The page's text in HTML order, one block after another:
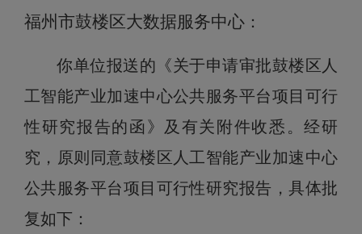
福州市鼓楼区大数据服务中心 ：
你单位报送的《关于申请审批鼓楼区人
工智能产业加速中心公共服务平台项目 可行
性研究报告的函》及有关附件收悉。经研
究，原则同意鼓楼区人工智能产业加速中心
公共服务平台项目 可行性研究报告，具体批
复如下：